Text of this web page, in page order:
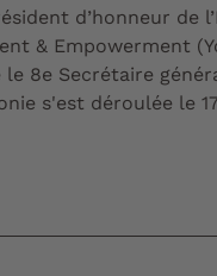
d’honneur de
& Empowerment
8e Secrétaire
s'est déroulée le